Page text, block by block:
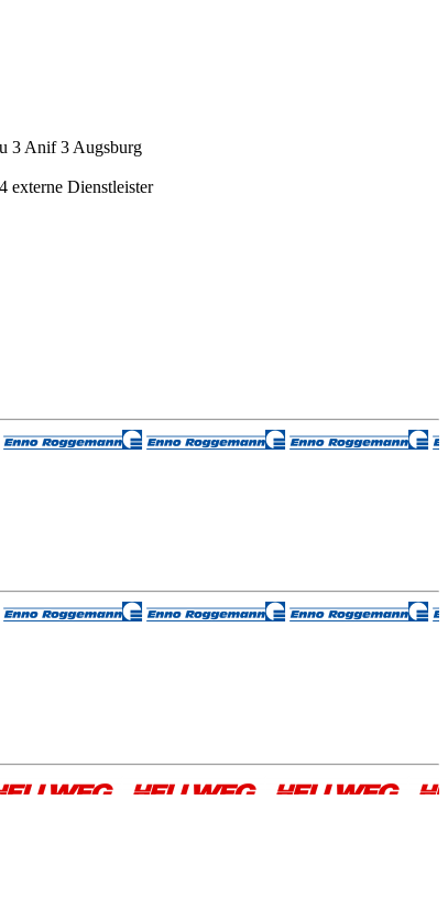
3 Anif3 Augsburg
4 externe Dienstleister